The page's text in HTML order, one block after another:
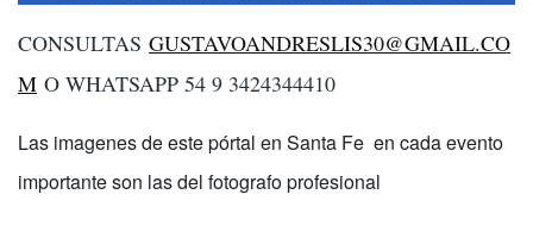
CONSULTAS GUSTAVOANDRESLIS30@GMAIL.CO
M O WHATSAPP 54 9 3424344410
Las imagenes de este pórtal en Santa Fe en cada evento
importante son las del fotografo profesional